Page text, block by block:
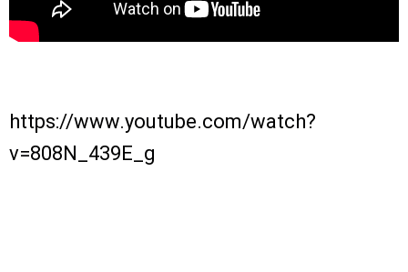
https://www.youtube.com/watch?
v=808N_439E_g